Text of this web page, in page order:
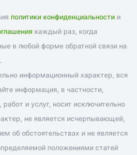
политики конфиденциальности и
каждый раз, когда
в любой форме обратной связи на
информационный характер, вся
информация, в частности,
и услуг, носит исключительно
не является исчерпывающей,
об обстоятельствах и не является
положениями статей